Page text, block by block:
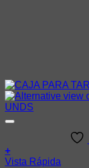
+
Vista Rápida